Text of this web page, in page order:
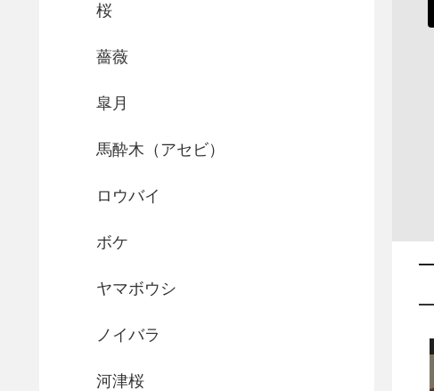
桜
薔薇
皐月
馬酔木（アセビ）
ロウバイ
ボケ
ヤマボウシ
ノイバラ
河津桜